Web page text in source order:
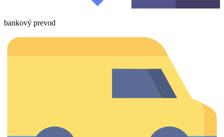
bankový prevod